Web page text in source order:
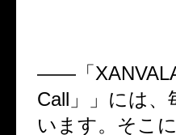
――「
Call」」には
います。そこ